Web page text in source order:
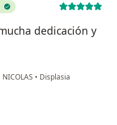
dedicación y
NICOLAS • Displasia